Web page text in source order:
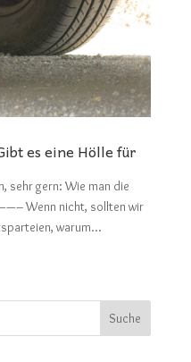
es eine Hölle für
sehr gern: Wie man die
nicht, sollten wir
warum...